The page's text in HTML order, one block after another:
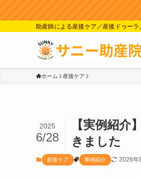
助産師による産後ケア／産後ドゥー
ホーム 産後ケア
【実例紹
きました
2025
6/28
産後ケア 事例紹介 2026年